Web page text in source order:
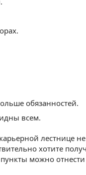
обязанностей.
всем.
лестнице
хотите
можно